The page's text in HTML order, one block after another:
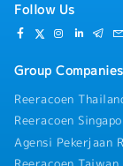
Follow Us
Group Companies
Reeracoen
Reeracoen
Agensi Pekerjaan